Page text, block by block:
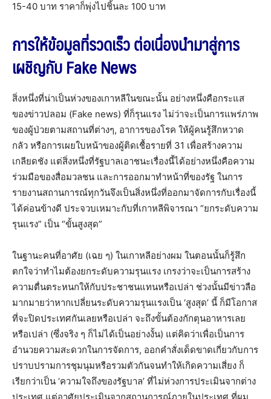
15-40 บาท ราคาก็พุ่งไปชิ้นละ 100 บาท
การให้ข้อมูลที่รวดเร็ว ต่อเนื่องนำมาสู่การ
เผชิญกับ Fake News
สิ่งหนึ่งที่น่าเป็นห่วงของเกาหลีในขณะนั้น อย่างหนึ่งคือกระแส
ของข่าวปลอม (Fake news) ที่ก็รุนแรง ไม่ว่าจะเป็นการแพร่ภาพ
ของผู้ป่วยตามสถานที่ต่างๆ, อาการของโรค ให้ผู้คนรู้สึกหวาด
กลัว หรือการเผยใบหน้าของผู้ติดเชื้อรายที่ 31 เพื่อสร้างความ
เกลียดชัง แต่สิ่งหนึ่งที่รัฐบาลเอาชนะเรื่องนี้ได้อย่างหนึ่งคือความ
ร่วมมือของสื่อมวลชน และการออกมาทำหน้าที่ของรัฐ ในการ
รายงานสถานการณ์ทุกวันจึงเป็นสิ่งหนึ่งที่ออกมาจัดการกับเรื่องนี้
ได้ค่อนข้างดี ประจวบเหมาะกับที่เกาหลีพิจารณา “ยกระดับความ
รุนแรง” เป็น “ขั้นสูงสุด”
ในฐานะคนที่อาศัย (เฉย ๆ) ในเกาหลีอย่างผม ในตอนนั้นก็รู้สึก
ตกใจว่าทำไมต้องยกระดับความรุนแรง เกรงว่าจะเป็นการสร้าง
ความตื่นตระหนกให้กับประชาชนแทนหรือเปล่า ช่วงนั้นมีข่าวลือ
มากมายว่าหากเปลี่ยนระดับความรุนแรงเป็น ‘สูงสุด’ นี้ ก็มีโอกาส
ที่จะปิดประเทศกันเลยหรือเปล่า จะถึงขั้นต้องกักตุนอาหารเลย
หรือเปล่า (ซึ่งจริง ๆ ก็ไม่ได้เป็นอย่างงั้น) แต่คิดว่าเพื่อเป็นการ
อำนวยความสะดวกในการจัดการ, ออกคำสั่งเด็ดขาดเกี่ยวกับการ
ปราบปรามการชุมนุมหรือรวมตัวกันจนทำให้เกิดความเสี่ยง ก็
เรียกว่าเป็น ‘ความใจถึงของรัฐบาล’ ที่ไม่ห่วงการประเมินจากต่าง